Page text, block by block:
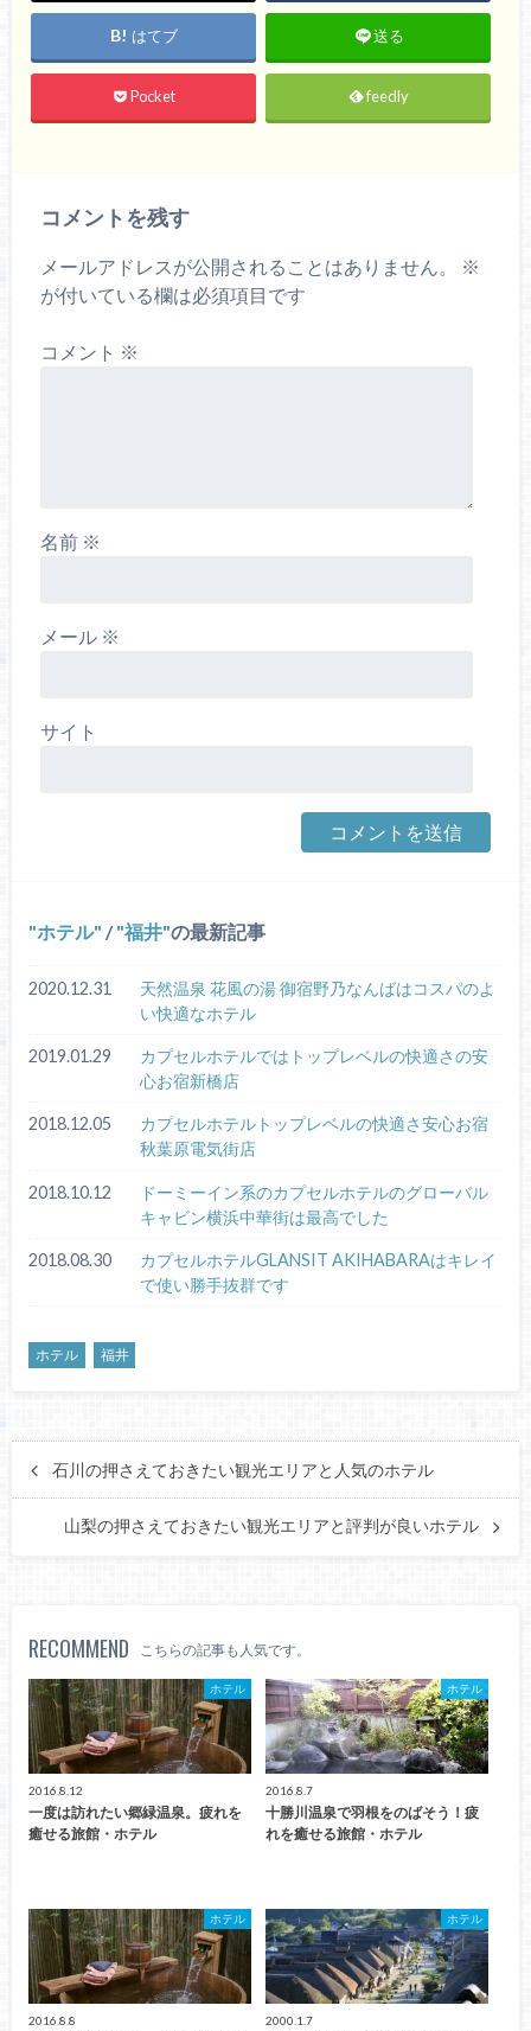
はてブ 送る
Pocket feedly
コメントを残す
メールアドレスが公開されることはありません。
※
が付いている欄は必須項目です
コメント ※
名前 ※
メール ※
サイト
ホテル / 福井 の最新記事
2020.12.31
天然温泉 花風の湯 御宿野乃なんばはコスパのよ
い快適なホテル
2019.01.29
カプセルホテルではトップレベルの快適さの安
心お宿新橋店
2018.12.05
カプセルホテルトップレベルの快適さ安心お宿
秋葉原電気街店
2018.10.12
ドーミーイン系のカプセルホテルのグローバル
キャビン横浜中華街は最高でした
2018.08.30
カプセルホテルGLANSIT AKIHABARAはキレイ
で使い勝手抜群です
ホテル 福井
石川の押さえておきたい観光エリアと人気のホテル
山梨の押さえておきたい観光エリアと評判が良いホテル
RECOMMEND こちらの記事も人気です。
ホテル
2016.8.12
一度は訪れたい郷緑温泉。疲れを
癒せる旅館・ホテル
ホテル
2016.8.7
十勝川温泉で羽根をのばそう！疲
れを癒せる旅館・ホテル
ホテル
2016.8.8
ホテル
2000.1.7